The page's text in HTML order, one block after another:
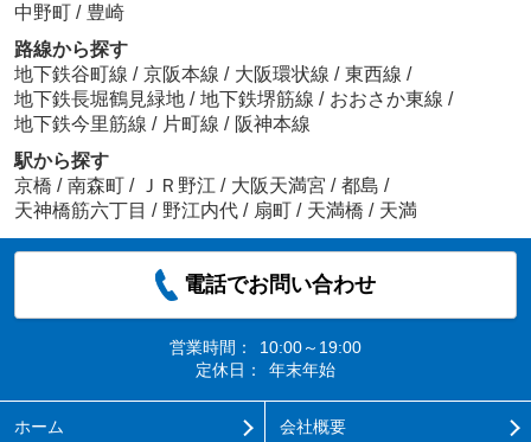
中野町 / 豊崎
路線から探す
地下鉄谷町線 / 京阪本線 / 大阪環状線 / 東西線 /
地下鉄長堀鶴見緑地 / 地下鉄堺筋線 / おおさか東線 /
地下鉄今里筋線 / 片町線 / 阪神本線
駅から探す
京橋 / 南森町 / ＪＲ野江 / 大阪天満宮 / 都島 /
天神橋筋六丁目 / 野江内代 / 扇町 / 天満橋 / 天満
電話でお問い合わせ
営業時間：
10:00～19:00
定休日：
年末年始
ホーム 会社概要